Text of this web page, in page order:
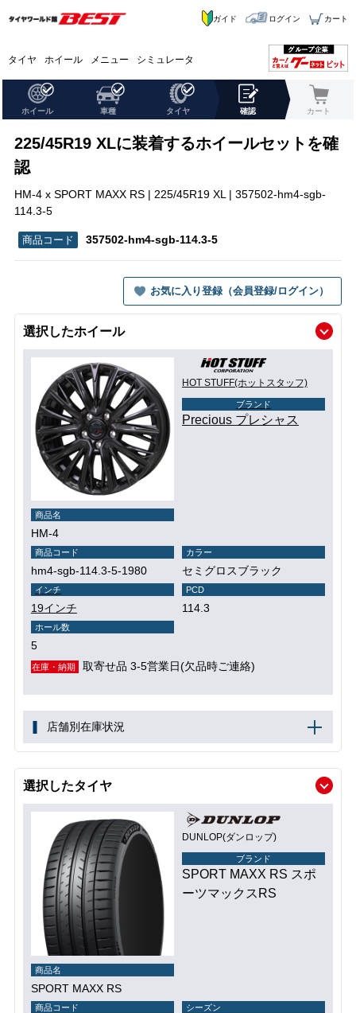
タイヤ ホイール メニュー シミュレータ
ガイド ログイン カート
ホイール 車種 タイヤ 確認 カート
225/45R19 XLに装着するホイールセットを確
認
HM-4 x SPORT MAXX RS | 225/45R19 XL | 357502-hm4-sgb-
114.3-5
357502-hm4-sgb-114.3-5
お気に入り登録（会員登録/ログイン）
選択したホイール
HOT STUFF(ホットスタッフ)
ブランド
Precious プレシャス
商品名
HM-4
商品コード
hm4-sgb-114.3-5-1980
カラー
セミグロスブラック
インチ
19インチ
PCD
114.3
ホール数
5
在庫・納期 取寄せ品 3-5営業日(欠品時ご連絡)
店舗別在庫状況
選択したタイヤ
DUNLOP(ダンロップ)
ブランド
SPORT MAXX RS スポ
ーツマックスRS
商品名
SPORT MAXX RS
商品コード シーズン